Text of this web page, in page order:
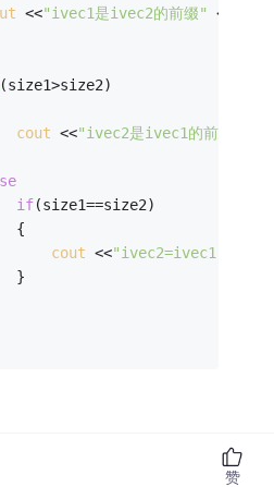
<<"ivec1是ivec2的前缀" <<
(size1>size2)
cout <<"ivec2是ivec1的前缀"
if(size1==size2)
				{
cout <<"ivec2=ivec1"
				}
赞